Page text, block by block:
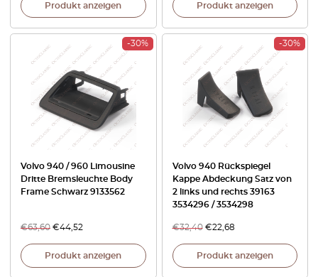
Produkt anzeigen Produkt anzeigen
-30%
Volvo 940 / 960 Limousine
Dritte Bremsleuchte Body
Frame Schwarz 9133562
€63,60 €44,52
Produkt anzeigen
-30%
Volvo 940 Rückspiegel
Kappe Abdeckung Satz von
2 links und rechts 39163
3534296 / 3534298
€32,40 €22,68
Produkt anzeigen